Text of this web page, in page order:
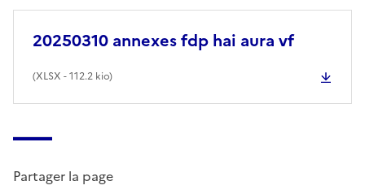
20250310 annexes fdp hai aura vf
(XLSX - 112.2 kio)
Partager la page